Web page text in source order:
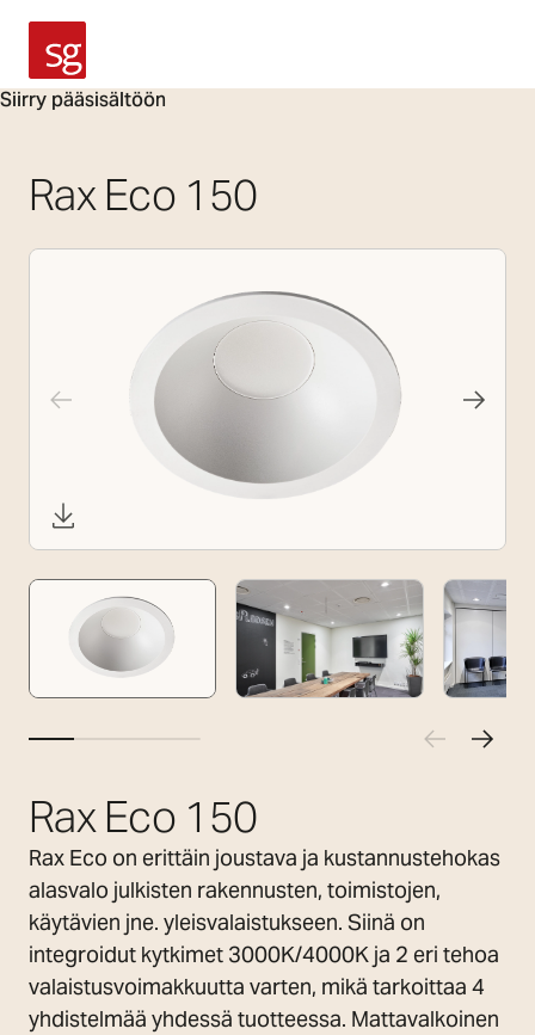
Siirry pääsisältöön
SG Armaturen
Rax Eco 150
Rax Eco 150
Rax Eco on erittäin joustava ja kustannustehokas
alasvalo julkisten rakennusten, toimistojen,
käytävien jne. yleisvalaistukseen. Siinä on
integroidut kytkimet 3000K/4000K ja 2 eri tehoa
valaistusvoimakkuutta varten, mikä tarkoittaa 4
yhdistelmää yhdessä tuotteessa. Mattavalkoinen